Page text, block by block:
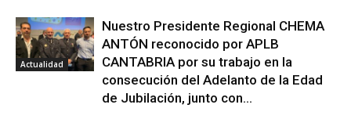
Actualidad
Nuestro Presidente Regional CHEMA
ANTÓN reconocido por APLB
CANTABRIA por su trabajo en la
consecución del Adelanto de la Edad
de Jubilación, junto con...